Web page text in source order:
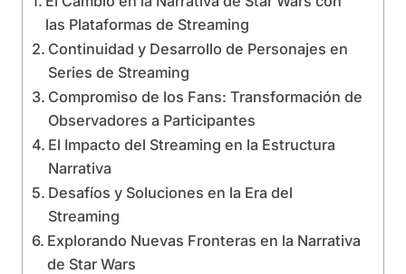
las Plataformas de Streaming
Continuidad y Desarrollo de Personajes en
Series de Streaming
Compromiso de los Fans: Transformación de
Observadores a Participantes
El Impacto del Streaming en la Estructura
Narrativa
Desafíos y Soluciones en la Era del
Streaming
Explorando Nuevas Fronteras en la Narrativa
de Star Wars